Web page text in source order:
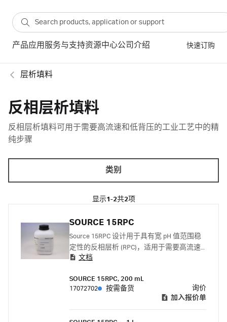
产品应用 服务与支持资源中心公司介绍 快速订购
层析填料
反相层析填料
反相层析填料可用于需要高流速和低背压的工业工艺中的精
纯步骤
类别
显示1-2共2项
SOURCE 15RPC
Source 15RPC 设计用于具有宽 pH 值范围稳
定性的反相层析 (RPC)，适用于需要高流速
和低背压的工业工艺中的精纯步骤
文档
SOURCE 15RPC, 200 mL
17072702
按需备货
询价
加入报价单